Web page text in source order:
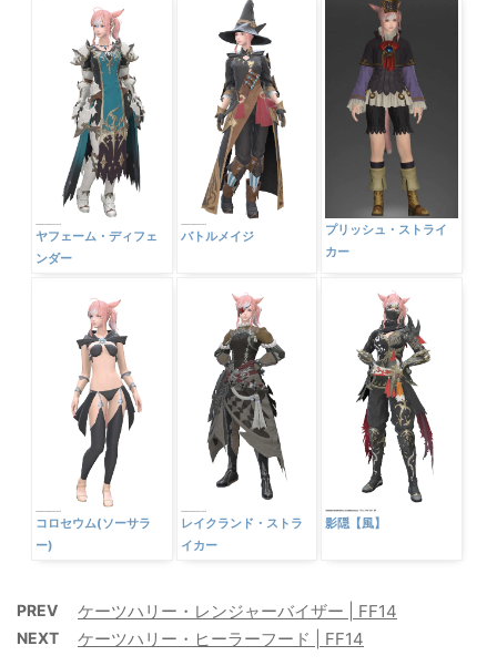
ヤフェーム・ディフェ
ンダー
バトルメイジ
プリッシュ・ストライ
カー
コロセウム(ソーサラ
ー)
レイクランド・ストラ
イカー
影隠【風】
PREV ケーツハリー・レンジャーバイザー | FF14
NEXT ケーツハリー・ヒーラーフード | FF14